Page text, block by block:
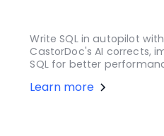
Write SQL in autopilot
CastorDoc's AI corrects,
SQL for better
Learn more